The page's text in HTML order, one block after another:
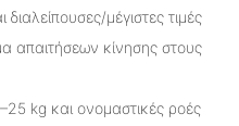
μέγιστες τιμές
απαιτήσεων κίνησης στους
kg και ονομαστικές ροές